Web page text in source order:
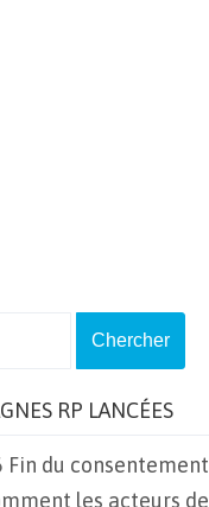
RP LANCÉES
Fin du consentement
les acteurs de